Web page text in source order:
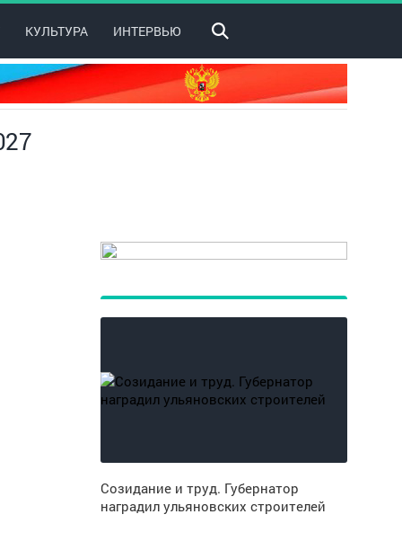
КУЛЬТУРА ИНТЕРВЬЮ
Созидание и труд. Губернатор
наградил ульяновских строителей